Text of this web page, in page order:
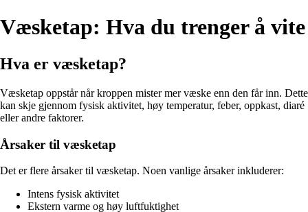
Væsketap: Hva du trenger å vite
Hva er væsketap?
Væsketap oppstår når kroppen mister mer væske enn den får inn. Dette
kan skje gjennom fysisk aktivitet, høy temperatur, feber, oppkast, diaré
eller andre faktorer.
Årsaker til væsketap
Det er flere årsaker til væsketap. Noen vanlige årsaker inkluderer:
Intens fysisk aktivitet
Ekstern varme og høy luftfuktighet